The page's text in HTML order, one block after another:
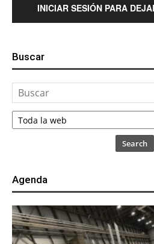
INICIAR SESIÓN PARA
Buscar
Search
Agenda